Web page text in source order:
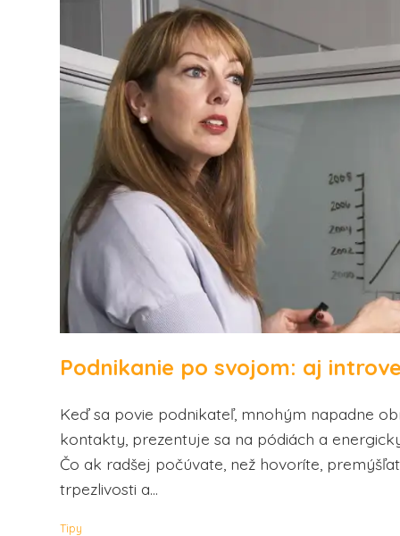
Podnikanie po svojom: aj
Keď sa povie podnikateľ, mnohým napadne
kontakty, prezentuje sa na pódiách a
Čo ak radšej počúvate, než hovoríte,
trpezlivosti a...
Tipy